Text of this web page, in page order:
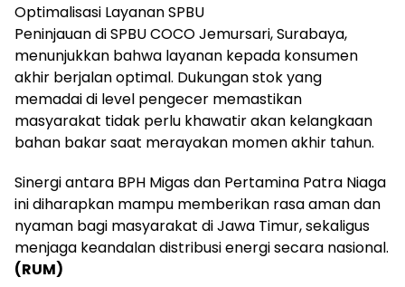
Optimalisasi Layanan SPBU
Peninjauan di SPBU COCO Jemursari, Surabaya,
menunjukkan bahwa layanan kepada konsumen
akhir berjalan optimal. Dukungan stok yang
memadai di level pengecer memastikan
masyarakat tidak perlu khawatir akan kelangkaan
bahan bakar saat merayakan momen akhir tahun.
Sinergi antara BPH Migas dan Pertamina Patra Niaga
ini diharapkan mampu memberikan rasa aman dan
nyaman bagi masyarakat di Jawa Timur, sekaligus
menjaga keandalan distribusi energi secara nasional.
(RUM)